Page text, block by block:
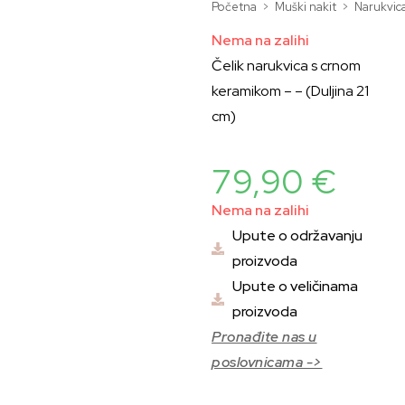
Početna > Muški nakit >
Nema na zalihi
Čelik narukvica s crnom
keramikom – – (Duljina 21
cm)
79,90 €
Nema na zalihi
Upute o održavanju
proizvoda
Upute o veličinama
proizvoda
Pronađite nas u
poslovnicama ->